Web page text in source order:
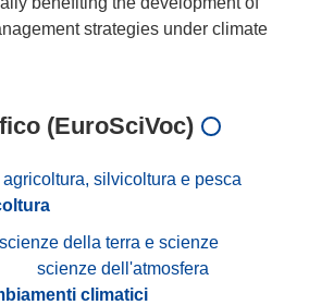
strategies under climate
(EuroSciVoc)
agricoltura, silvicoltura e pesca
scienze della terra e scienze
scienze dell'atmosfera
climatici